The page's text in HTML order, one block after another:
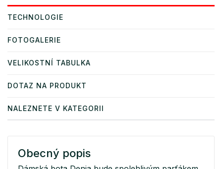
TECHNOLOGIE
FOTOGALERIE
VELIKOSTNÍ TABULKA
DOTAZ NA PRODUKT
NALEZNETE V KATEGORII
Obecný popis